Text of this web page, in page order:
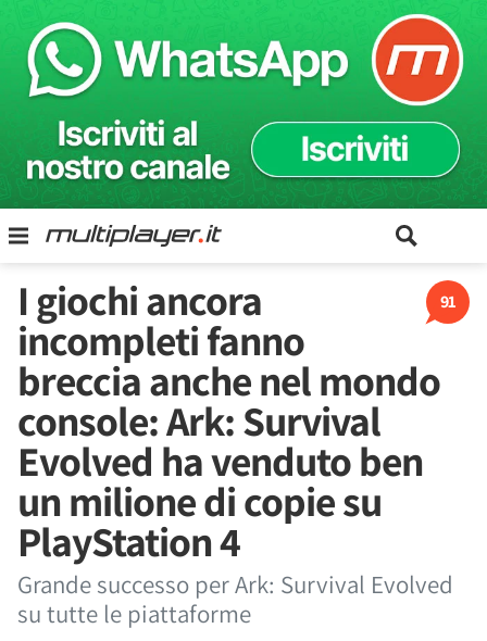
91
I giochi ancora
incompleti fanno
breccia anche nel mondo
console: Ark: Survival
Evolved ha venduto ben
un milione di copie su
PlayStation 4
Grande successo per Ark: Survival Evolved
su tutte le piattaforme